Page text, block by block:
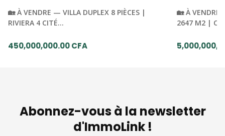
🏡 À VENDRE — VILLA DUPLEX 8 PIÈCES |
RIVIERA 4 CITÉ…
450,000,000.00 CFA
🏡 À VENDRE
2647 M2 |
Abonnez-vous à la newsletter
d'ImmoLink !